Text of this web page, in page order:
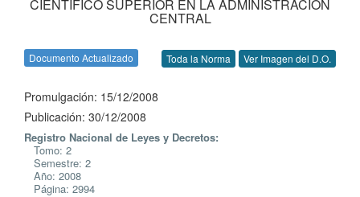
CIENTIFICO SUPERIOR EN LA ADMINISTRACION
CENTRAL
Documento Actualizado Toda la Norma Ver Imagen del D.O.
Promulgación: 15/12/2008
Publicación: 30/12/2008
Registro Nacional de Leyes y Decretos:
Tomo: 2
Semestre: 2
Año: 2008
Página: 2994